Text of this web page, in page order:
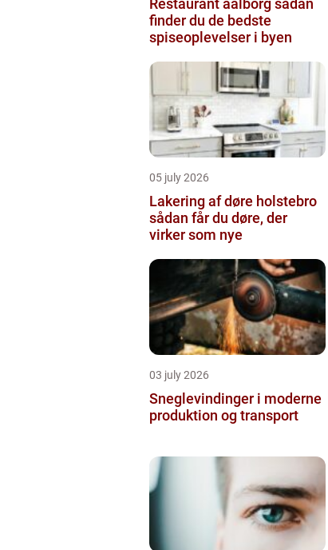
Restaurant aalborg sådan
finder du de bedste
spiseoplevelser i byen
05 july 2026
Lakering af døre holstebro
sådan får du døre, der
virker som nye
03 july 2026
Sneglevindinger i moderne
produktion og transport